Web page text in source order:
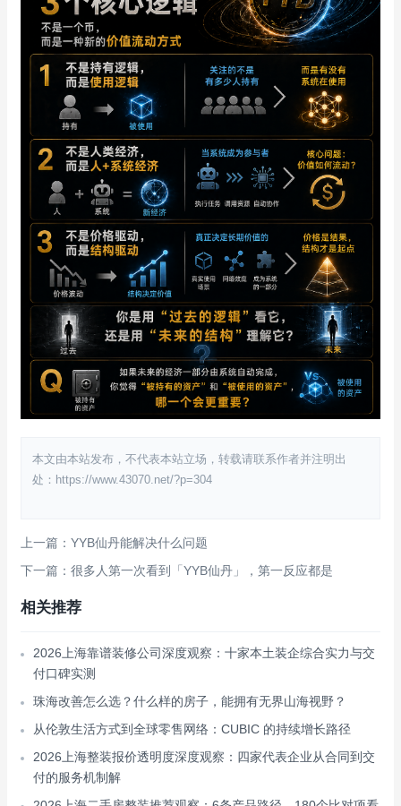
本文由本站发布，不代表本站立场，转载请联系作者并注明出
处：https://www.43070.net/?p=304
上一篇：YYB仙丹能解决什么问题
下一篇：很多人第一次看到「YYB仙丹」，第一反应都是
相关推荐
2026上海靠谱装修公司深度观察：十家本土装企综合实力与交
付口碑实测
珠海改善怎么选？什么样的房子，能拥有无界山海视野？
从伦敦生活方式到全球零售网络：CUBIC 的持续增长路径
2026上海整装报价透明度深度观察：四家代表企业从合同到交
付的服务机制解